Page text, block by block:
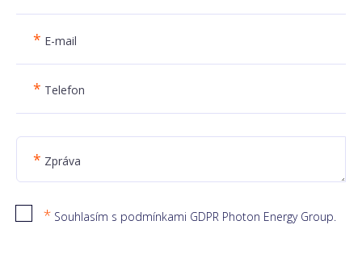
* E-mail
* Telefon
* Zpráva
* Souhlasím s podmínkami GDPR Photon Energy Group.